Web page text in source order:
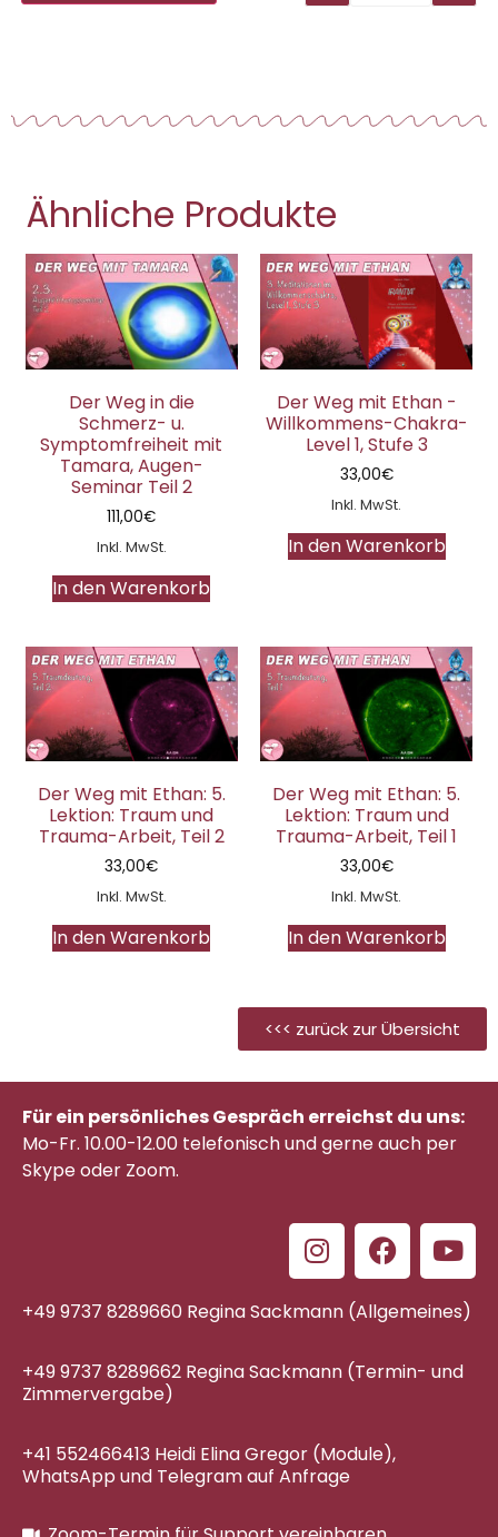
Ähnliche Produkte
Der Weg in die
Schmerz- u.
Symptomfreiheit mit
Tamara, Augen-
Seminar Teil 2
111,00€
Inkl. MwSt.
In den Warenkorb
Der Weg mit Ethan -
Willkommens-Chakra-
Level 1, Stufe 3
33,00€
Inkl. MwSt.
In den Warenkorb
Der Weg mit Ethan: 5.
Lektion: Traum und
Trauma-Arbeit, Teil 2
33,00€
Inkl. MwSt.
In den Warenkorb
Der Weg mit Ethan: 5.
Lektion: Traum und
Trauma-Arbeit, Teil 1
33,00€
Inkl. MwSt.
In den Warenkorb
<<< zurück zur Übersicht
Für ein persönliches Gespräch erreichst du uns:
Mo-Fr. 10.00-12.00 telefonischund gerne auch per
Skype oder Zoom.
+49 9737 8289660 Regina Sackmann (Allgemeines)
+49 9737 8289662 Regina Sackmann (Termin- und
Zimmervergabe)
+41 552466413 Heidi Elina Gregor (Module),
WhatsApp und Telegram auf Anfrage